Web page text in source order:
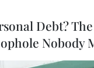
Nam hướng tới
Debt?
Nobody